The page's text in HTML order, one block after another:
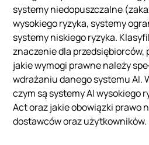
systemy niedopuszczalne
wysokiego ryzyka, systemy
systemy niskiego ryzyka.
znaczenie dla
jakie wymogi prawne należy
wdrażaniu danego systemu AI.
czym są systemy AI wysokiego
Act oraz jakie obowiązki prawo
dostawców oraz użytkowników.